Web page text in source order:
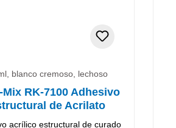
blanco cremoso, lechoso
Mix RK-7100 Adhesivo
de Acrilato
acrílico estructural de curado